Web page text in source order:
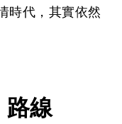
時代，其實依然
路線